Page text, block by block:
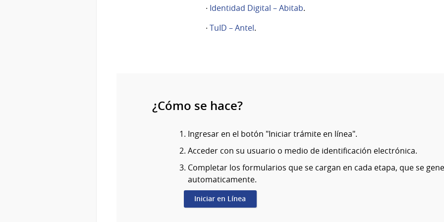
· Identidad Digital – Abitab.
· TuID – Antel.
¿Cómo se hace?
Ingresar en el botón "Iniciar trámite en línea".
Acceder con su usuario o medio de identificación electrónica.
Completar los formularios que se cargan en cada etapa, que se
automaticamente.
Iniciar en Línea